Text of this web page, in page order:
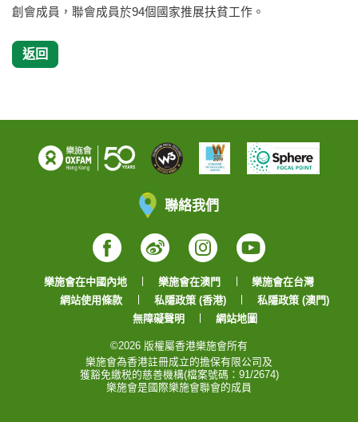
創會成員，聯會成員於94個國家推展扶貧工作。
返回
聯絡我們
Facebook
WeiboInstagram
YouTube
樂施會在中國內地 樂施會在澳門
樂施會在台灣
網站使用條款
私隱政策 (香港)
私隱政策 (澳門)
無障礙聲明
網站地圖
©2026 版權屬香港樂施會所有
樂施會為香港註冊成立的擔保有限公司及
獲豁免繳税的慈善機構(檔案號碼：91/2674)
樂施會是國際樂施會聯會的成員